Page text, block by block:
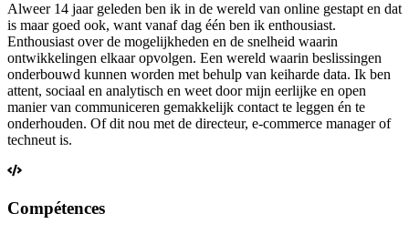
Alweer 14 jaar geleden ben ik in de wereld van online gestapt en dat
is maar goed ook, want vanaf dag één ben ik enthousiast.
Enthousiast over de mogelijkheden en de snelheid waarin
ontwikkelingen elkaar opvolgen. Een wereld waarin beslissingen
onderbouwd kunnen worden met behulp van keiharde data. Ik ben
attent, sociaal en analytisch en weet door mijn eerlijke en open
manier van communiceren gemakkelijk contact te leggen én te
onderhouden. Of dit nou met de directeur, e-commerce manager of
techneut is.
Compétences